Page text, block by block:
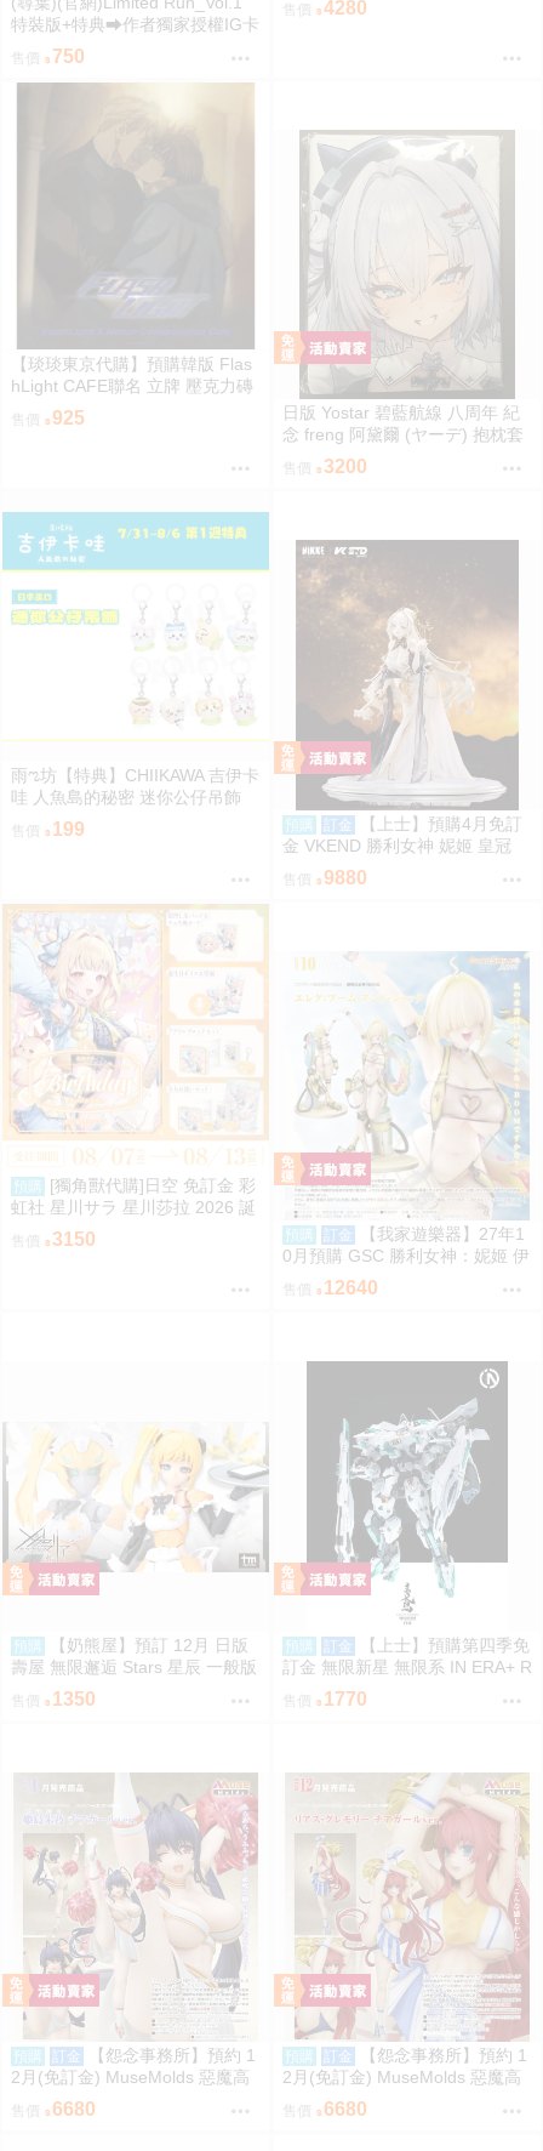
特裝版+特典⮕作者獨家授權IG卡
*1、作者獨家授權透卡*1(9/7預購
結束後將不提供) 26年11月預購
750
PVC
4280
【琰琰東京代購】預購韓版 Flas
hLight CAFE聯名 立牌 壓克力磚
小卡 19R 明信片組 插圖卡組 收
藏冊 艾倫 有鎮
售價 925
日版 Yostar 碧藍航線 八周年 紀
念 freng 阿黛爾 (ヤーデ) 抱枕套
售價 3200
雨ಌ坊【特典】CHIIKAWA 吉伊卡
哇 人魚島的秘密 迷你公仔吊飾
（吉伊、小八、烏薩奇、小桃、
栗子、師傅、古本、獅薩）
199 預購 訂金
【上士】預購4月免訂
金 VKEND 勝利女神 妮姬 皇冠
榮耀之花 1/4 附特典 1025
9880
預購
[獨角獸代購]日空 免訂金 彩
虹社 星川サラ 星川莎拉 2026 誕
生日記念 套組 にじさんじ 預購
售價 3150 預購 訂金
【我家遊樂器】27年1
0月預購 GSC 勝利女神：妮姬 伊
萊格：BOOM與驚嚇 1/4完成品
售價 12640
預購
【奶熊屋】預訂 12月 日版
壽屋 無限邂逅 Stars 星辰 一般版
組裝模型 0816
售價 1350
預購 訂金
【上士】預購第四季免
訂金 無限新星 無限系 IN ERA+ R
MD 青鳶 組裝模型 0812
售價 1770
預購 訂金
【怨念事務所】預約 1
2月(免訂金) MuseMolds 惡魔高
校 姫島朱乃 啦啦隊Ver 1/6 0906
售價 6680
預購 訂金
【怨念事務所】預約 1
2月(免訂金) MuseMolds 惡魔高
校 莉雅絲 啦啦隊Ver 1/6 0906
售價 6680